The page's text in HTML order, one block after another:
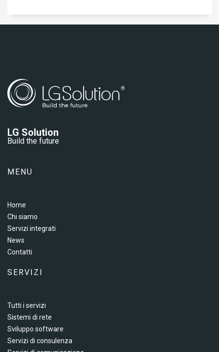
LG Solution
Build the future
MENU
Home
Chi siamo
Servizi integrati
News
Contatti
SERVIZI
Tutti i servizi
Sistemi di rete
Sviluppo software
Servizi di consulenza